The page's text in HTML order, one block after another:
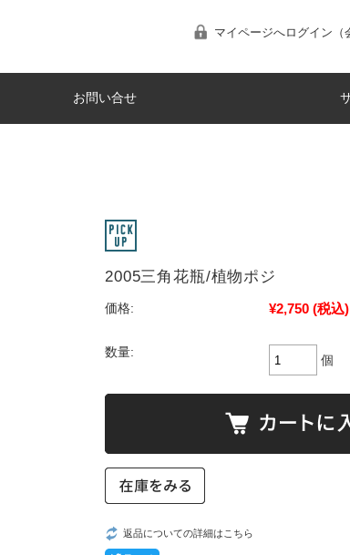
マイページへログイン（
お問い合せ
2005三角花瓶/植物ポジ
価格: ¥2,750 (税込)
数量:
個
返品についての詳細はこちら